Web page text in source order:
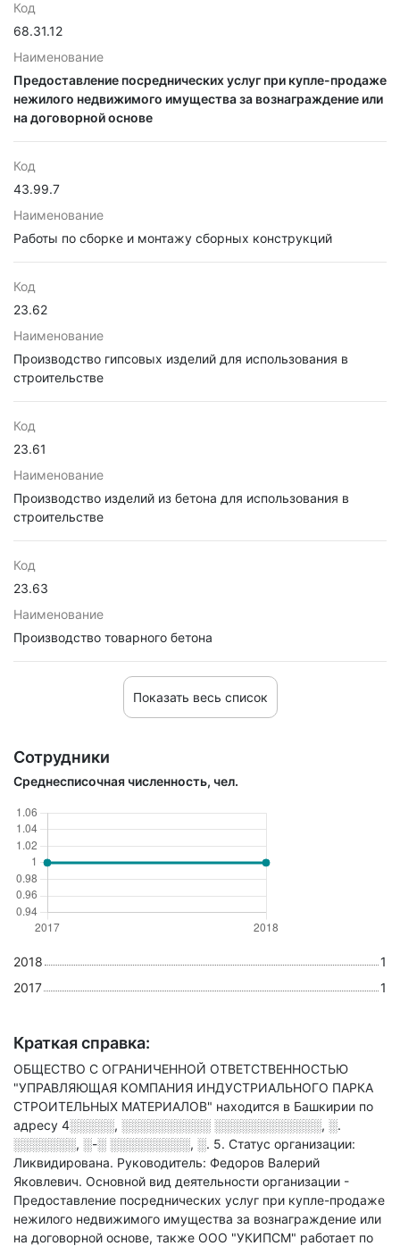
Код
68.31.12
Наименование
Предоставление посреднических услуг при купле-продаже
нежилого недвижимого имущества за вознаграждение или
на договорной основе
Код
43.99.7
Наименование
Работы по сборке и монтажу сборных конструкций
Код
23.62
Наименование
Производство гипсовых изделий для использования в
строительстве
Код
23.61
Наименование
Производство изделий из бетона для использования в
строительстве
Код
23.63
Наименование
Производство товарного бетона
Показать весь список
Сотрудники
Среднесписочная численность, чел.
2018
1
2017
1
Краткая справка:
ОБЩЕСТВО С ОГРАНИЧЕННОЙ ОТВЕТСТВЕННОСТЬЮ
"УПРАВЛЯЮЩАЯ КОМПАНИЯ ИНДУСТРИАЛЬНОГО ПАРКА
СТРОИТЕЛЬНЫХ МАТЕРИАЛОВ" находится в Башкирии по
адресу 4░░░░░, ░░░░░░░░░░ ░░░░░░░░░░░░, ░.
░░░░░░░, ░-░ ░░░░░░░░░, ░. 5. Статус организации:
Ликвидирована. Руководитель: Федоров Валерий
Яковлевич. Основной вид деятельности организации -
Предоставление посреднических услуг при купле-продаже
нежилого недвижимого имущества за вознаграждение или
на договорной основе, также ООО "УКИПСМ" работает по